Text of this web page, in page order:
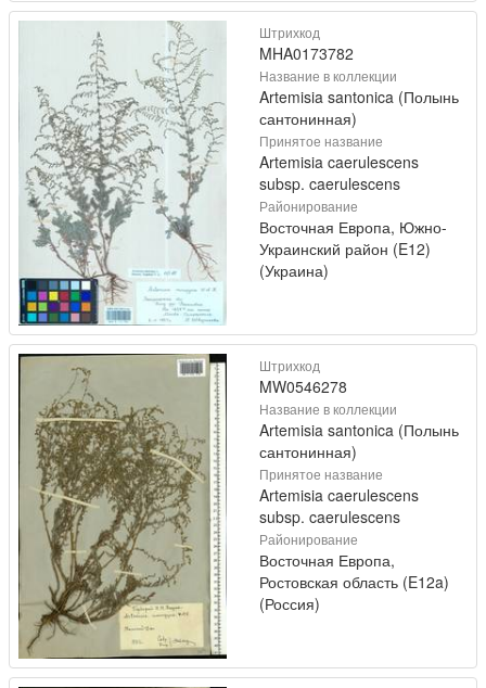
Штрихкод
MHA0173782
Название в коллекции
Artemisia santonica (Полынь
сантонинная)
Принятое название
Artemisia caerulescens
subsp. caerulescens
Районирование
Восточная Европа, Южно-
Украинский район (E12)
(Украина)
Штрихкод
MW0546278
Название в коллекции
Artemisia santonica (Полынь
сантонинная)
Принятое название
Artemisia caerulescens
subsp. caerulescens
Районирование
Восточная Европа,
Ростовская область (E12a)
(Россия)